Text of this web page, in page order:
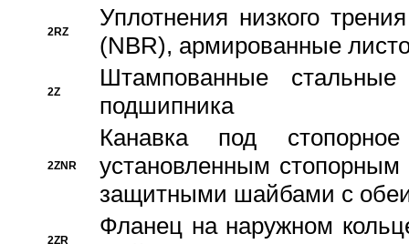
2RZ
Уплотнения низкого
(NBR), армированные
2Z
Штампованные
подшипника
2ZNR
Канавка под
установленным
защитными шайбами с
2ZR
Фланец на наружном